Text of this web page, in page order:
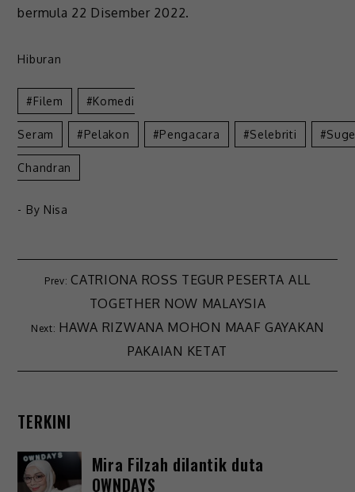
bermula 22 Disember 2022.
Hiburan
Filem Komedi
Seram Pelakon Pengacara Selebriti
Chandran
- By Nisa
CATRIONA ROSS TEGUR PESERTA ALL
TOGETHER NOW MALAYSIA
HAWA RIZWANA MOHON MAAF GAYAKAN
PAKAIAN KETAT
TERKINI
Mira Filzah dilantik duta
OWNDAYS